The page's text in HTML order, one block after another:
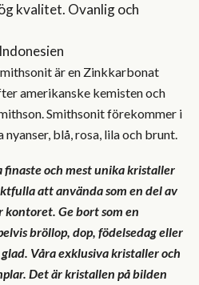
kvalitet. Ovanlig och
är en Zinkkarbonat
amerikanske kemisten och
Smithsonit förekommer i
blå, rosa, lila och brunt.
och mest unika kristaller
att använda som en del av
Ge bort som en
bröllop, dop, födelsedag eller
Våra exklusiva kristaller och
Det är kristallen på bilden